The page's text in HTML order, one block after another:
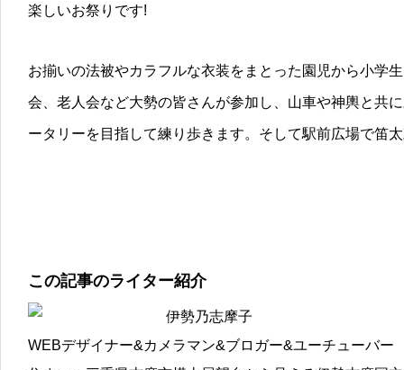
楽しいお祭りです!
お揃いの法被やカラフルな衣装をまとった園児から小学
会、老人会など大勢の皆さんが参加し、山車や神輿と共
ータリ ーを目指して練り歩きます。そして駅前広場で
この記事のライター紹介
伊勢乃志摩子
WEBデザイナー&カメラマン&ブロガー&ユーチューバー